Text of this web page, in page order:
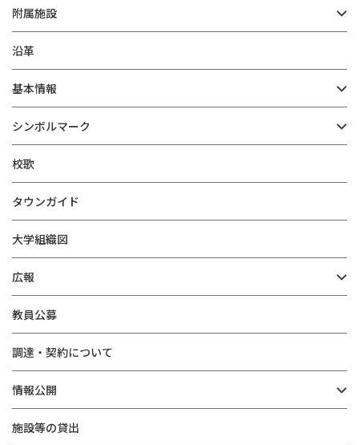
附属施設
沿革
基本情報
シンボルマーク
校歌
タウンガイド
大学組織図
広報
教員公募
調達・契約について
情報公開
施設等の貸出